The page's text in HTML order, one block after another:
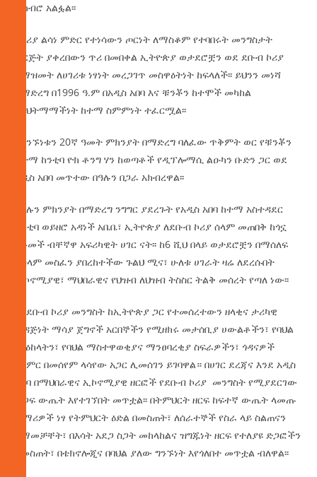
ተከብሮ አልፏል፡፡
በኮሪያ ልሳነ ምድር የተነሳውን ጦርነት ለማስቆም የተባበሩት መንግስታት
ድርጅት ያቀረበውን ጥሪ በመበቀል ኢትዮጵያ ወታደሮቿን ወደ ደቡብ ኮሪያ
በማዝመት ለሀገሪቱ ነፃነት መረጋገጥ መስዋዕትነት ከፍላለች፡፡ ይህንን መነሻ
በማድረግ በ1996 ዓ.ም በአዲስ አበባ እና ቹንቾን ከተሞች መካከል
የእህትማማችነት ከተማ ስምምነት ተፈርሟል፡፡
የግንኙነቱን 20ኛ ዓመት ምክንያት በማድረግ ባለፈው ጥቅምት ወር የቹንቾን
ከተማ ከንቲባ ዮክ ቶንግ ሃን ከወጣቶች የዲፕሎማሲ ልዑካን ቡድን ጋር ወደ
አዲስ አበባ መጥተው በዓሉን በጋራ አክብረዋል፡፡
በዓሉን ምክንያት በማድረግ ንግግር ያደረጉት የአዲስ አበባ ከተማ አስተዳደር
ከንቲባ ወይዘሮ አዳነች አቤቤ፣ ኢትዮጵያ ለደቡብ ኮሪያ ሰላም መጠበቅ ከጎኗ
የቆመች ብቸኛዋ አፍሪካዊት ሀገር ናት፡፡ ከ6 ሺህ በላይ ወታደሮቿን በማሰለፍ
ለሰላም መስፈን ያበረከተችው ጉልህ ሚና፣ ሁለቱ ሀገራት ዛሬ ለደረሱበት
ኢኮኖሚያዊ፣ ማህበራዊና የህዝብ ለህዝብ ትስስር ትልቅ መሰረት የጣለ ነው፡፡
የደቡብ ኮሪያ መንግስት ከኢትዮጵያ ጋር የተመሰረተውን ዘላቂና ታሪካዊ
ወዳጅነት ማሳያ ጀግኖች አርበኞችን የሚዘክሩ መታሰቢያ ሀውልቶችን፣ የባህል
ማዕከላትን፣ የባህል ማስተዋወቂያና ማንፀባረቂያ ስፍራዎችን፣ ጎዳናዎች
ጭምር በመሰየም ላሳየው አጋር ሊመሰገን ይገባዋል። በሀገር ደረጃና እንደ አዲስ
አበባ በማህበራዊና ኢኮኖሚያዊ ዘርፎች የደቡብ ኮሪያ መንግስት የሚያደርገው
ድጋፍ ውጤት እየተገኘበት መጥቷል፡፡ በትምህርት ዘርፍ ከፍተኛ ውጤት ላመጡ
ተማሪዎች ነፃ የትምህርት ዕድል በመስጠት፣ ለሰራተኞች የስራ ላይ ስልጠናን
በማመቻቸት፣ በእሳት አደጋ ስጋት መከላከልና ዝግጁነት ዘርፍ የተለያዩ ድጋፎችን
በመስጠት፣ በቴክኖሎጂና በባህል ያለው ግንኙነት እየጎለበተ መጥቷል ብለዋል፡፡